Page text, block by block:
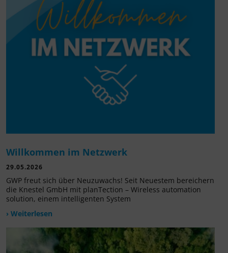
Willkommen im Netzwerk
29.05.2026
GWP freut sich über Neuzuwachs! Seit Neuestem bereichern
die Knestel GmbH mit planTection – Wireless automation
solution, einem intelligenten System
› Weiterlesen